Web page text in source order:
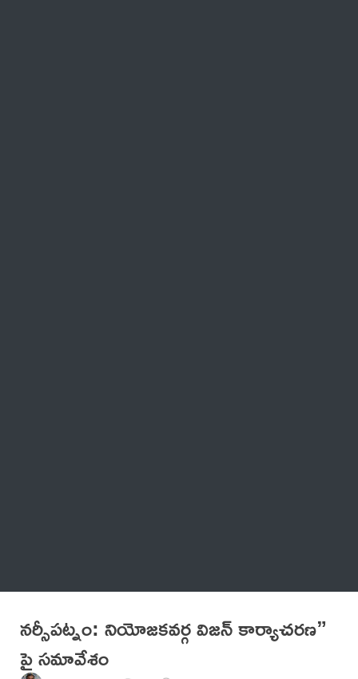
నర్సీపట్నం: నియోజకవర్గ విజన్ కార్యాచరణ”
పై సమావేశం